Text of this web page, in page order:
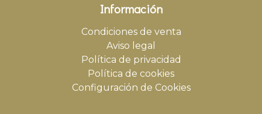
Información
Condiciones de venta
Aviso legal
Política de privacidad
Política de cookies
Configuración de Cookies